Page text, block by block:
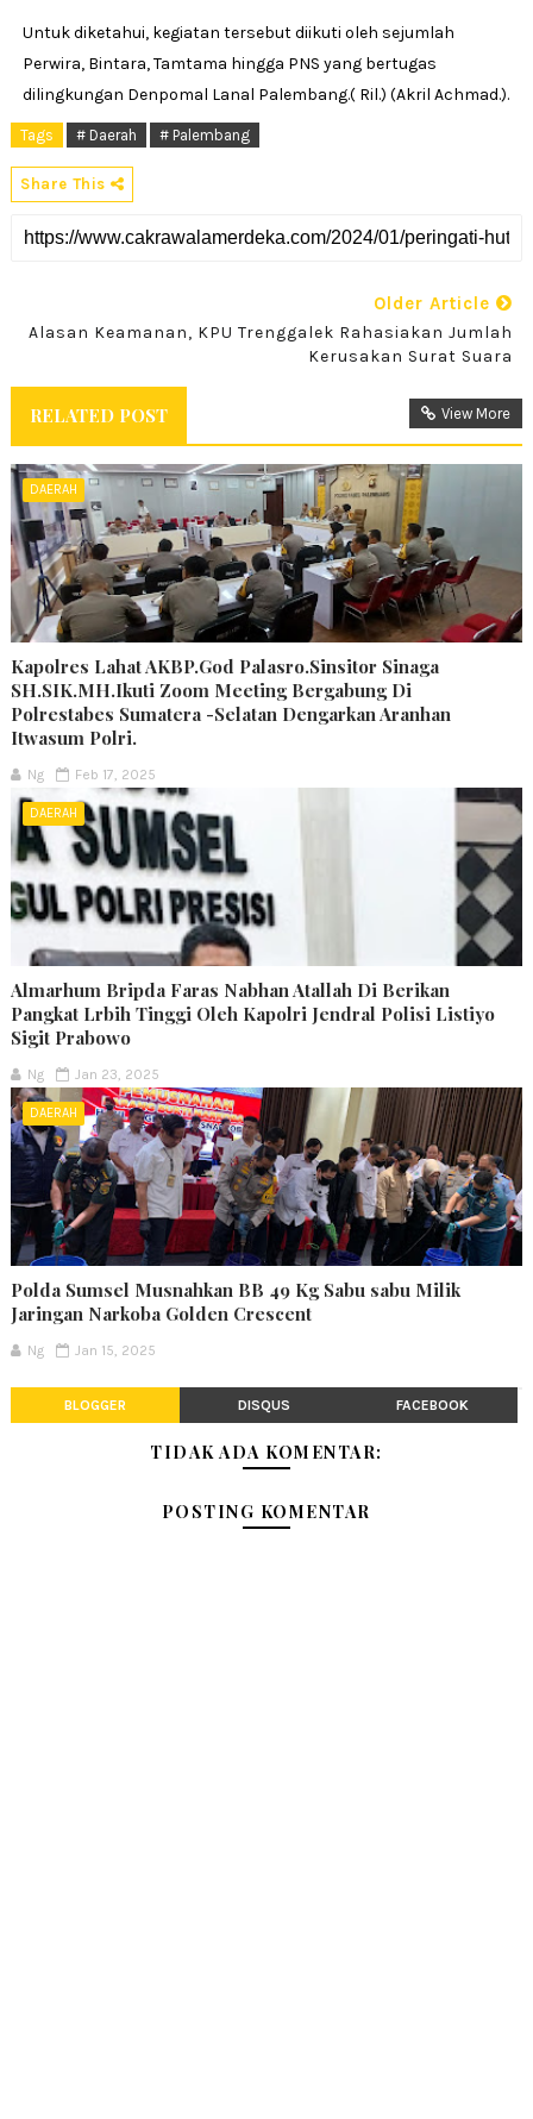
Untuk diketahui, kegiatan tersebut diikuti oleh sejumlah
Perwira, Bintara, Tamtama hingga PNS yang bertugas
dilingkungan Denpomal Lanal Palembang.( Ril.) (Akril Achmad.).
Tags # Daerah # Palembang
Share This
Older Article
Alasan Keamanan, KPU Trenggalek Rahasiakan Jumlah
Kerusakan Surat Suara
RELATED POST View More
DAERAH
Kapolres Lahat AKBP.God Palasro.Sinsitor Sinaga
SH.SIK.MH.Ikuti Zoom Meeting Bergabung Di
Polrestabes Sumatera -Selatan Dengarkan Aranhan
Itwasum Polri.
Ng Feb 17, 2025
DAERAH
Almarhum Bripda Faras Nabhan Atallah Di Berikan
Pangkat Lrbih Tinggi Oleh Kapolri Jendral Polisi Listiyo
Sigit Prabowo
Ng Jan 23, 2025
DAERAH
Polda Sumsel Musnahkan BB 49 Kg Sabu sabu Milik
Jaringan Narkoba Golden Crescent
Ng Jan 15, 2025
BLOGGER DISQUS FACEBOOK
TIDAK ADA KOMENTAR:
POSTING KOMENTAR